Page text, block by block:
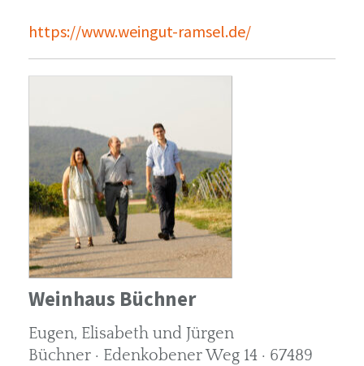
https://www.weingut-ramsel.de/
Weinhaus Büchner
Eugen, Elisabeth und Jürgen
Büchner · Edenkobener Weg 14 · 67489